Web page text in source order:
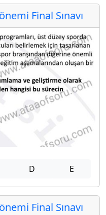
Final Sınavı
D E
Final Sınavı